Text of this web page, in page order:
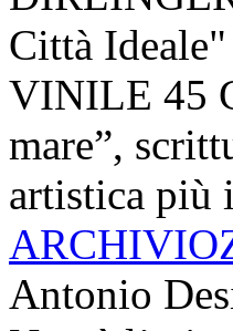
Città
VINILE 45
mare”,
artistica più
Antonio